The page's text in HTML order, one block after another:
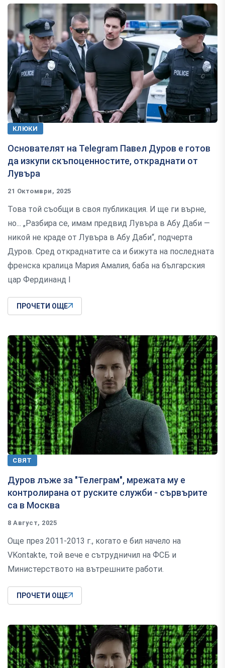
КЛЮКИ
Основателят на Telegram Павел Дуров е готов
да изкупи скъпоценностите, откраднати от
Лувъра
21 Октомври, 2025
Това той съобщи в своя публикация. И ще ги върне,
но... „Разбира се, имам предвид Лувъра в Абу Даби —
никой не краде от Лувъра в Абу Даби“, подчерта
Дуров. Сред откраднатите са и бижута на последната
френска кралица Мария Амалия, баба на българския
цар Фердинанд І
ПРОЧЕТИ ОЩЕ
СВЯТ
Дуров лъже за "Телеграм", мрежата му е
контролирана от руските служби - сървърите
са в Москва
8 Август, 2025
Още през 2011-2013 г., когато е бил начело на
VKontakte, той вече е сътрудничил на ФСБ и
Министерството на вътрешните работи.
ПРОЧЕТИ ОЩЕ